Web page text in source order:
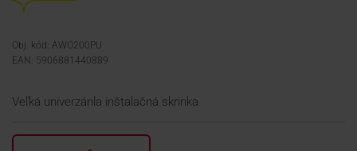
SPOLOČNOSŤ
ŠKOLENIE
Obj. kód: AWO200PU
EAN: 5906881440889
Veľká univerzánla inštalačná skrinka